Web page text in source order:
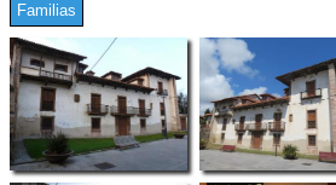
Familias